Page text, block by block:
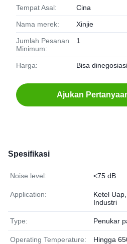
Tempat Asal: Cina
Nama merek: Xinjie
Jumlah Pesanan
Minimum:
1
Harga: Bisa
Ajukan
Spesifikasi
Noise level: <75 dB
Application:
Ketel
Industri
Type: Penukar
Operating Temperature: Hingga